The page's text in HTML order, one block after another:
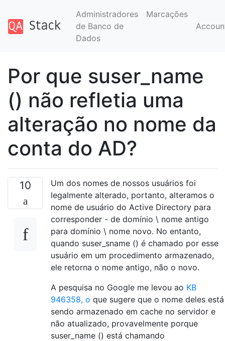
Administradores
de Banco de
Dados
Marcações
Por que suser_name
() não refletia uma
alteração no nome da
conta do AD?
10
Um dos nomes de nossos usuários foi
legalmente alterado, portanto, alteramos o
nome de usuário do Active Directory para
corresponder - de domínio \ nome antigo
para domínio \ nome novo. No entanto,
quando suser_sname () é chamado por esse
usuário em um procedimento armazenado,
ele retorna o nome antigo, não o novo.
A pesquisa no Google me levou ao KB
946358, o que sugere que o nome deles está
sendo armazenado em cache no servidor e
não atualizado, provavelmente porque
suser_name () está chamando